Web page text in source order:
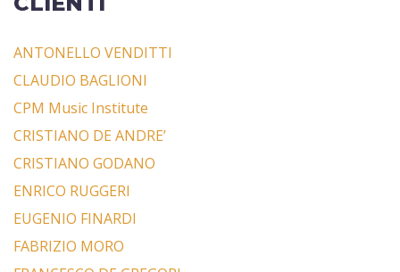
ANTONELLO VENDITTI
CLAUDIO BAGLIONI
CPM Music Institute
CRISTIANO DE ANDRE’
CRISTIANO GODANO
ENRICO RUGGERI
EUGENIO FINARDI
FABRIZIO MORO